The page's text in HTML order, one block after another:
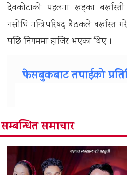
देवकोटाको पहलमा खड्का
नसोधि मन्त्रिपरिषद् बैठकले बर्खास्त
पछि निगममा हाजिर भएका थिए ।
फेसबुकबाट तपाईको
सम्बन्धित समाचार